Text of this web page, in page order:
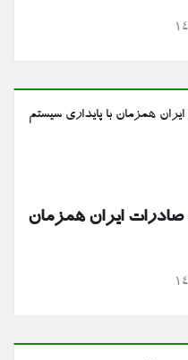
صادرات ایران همزمان